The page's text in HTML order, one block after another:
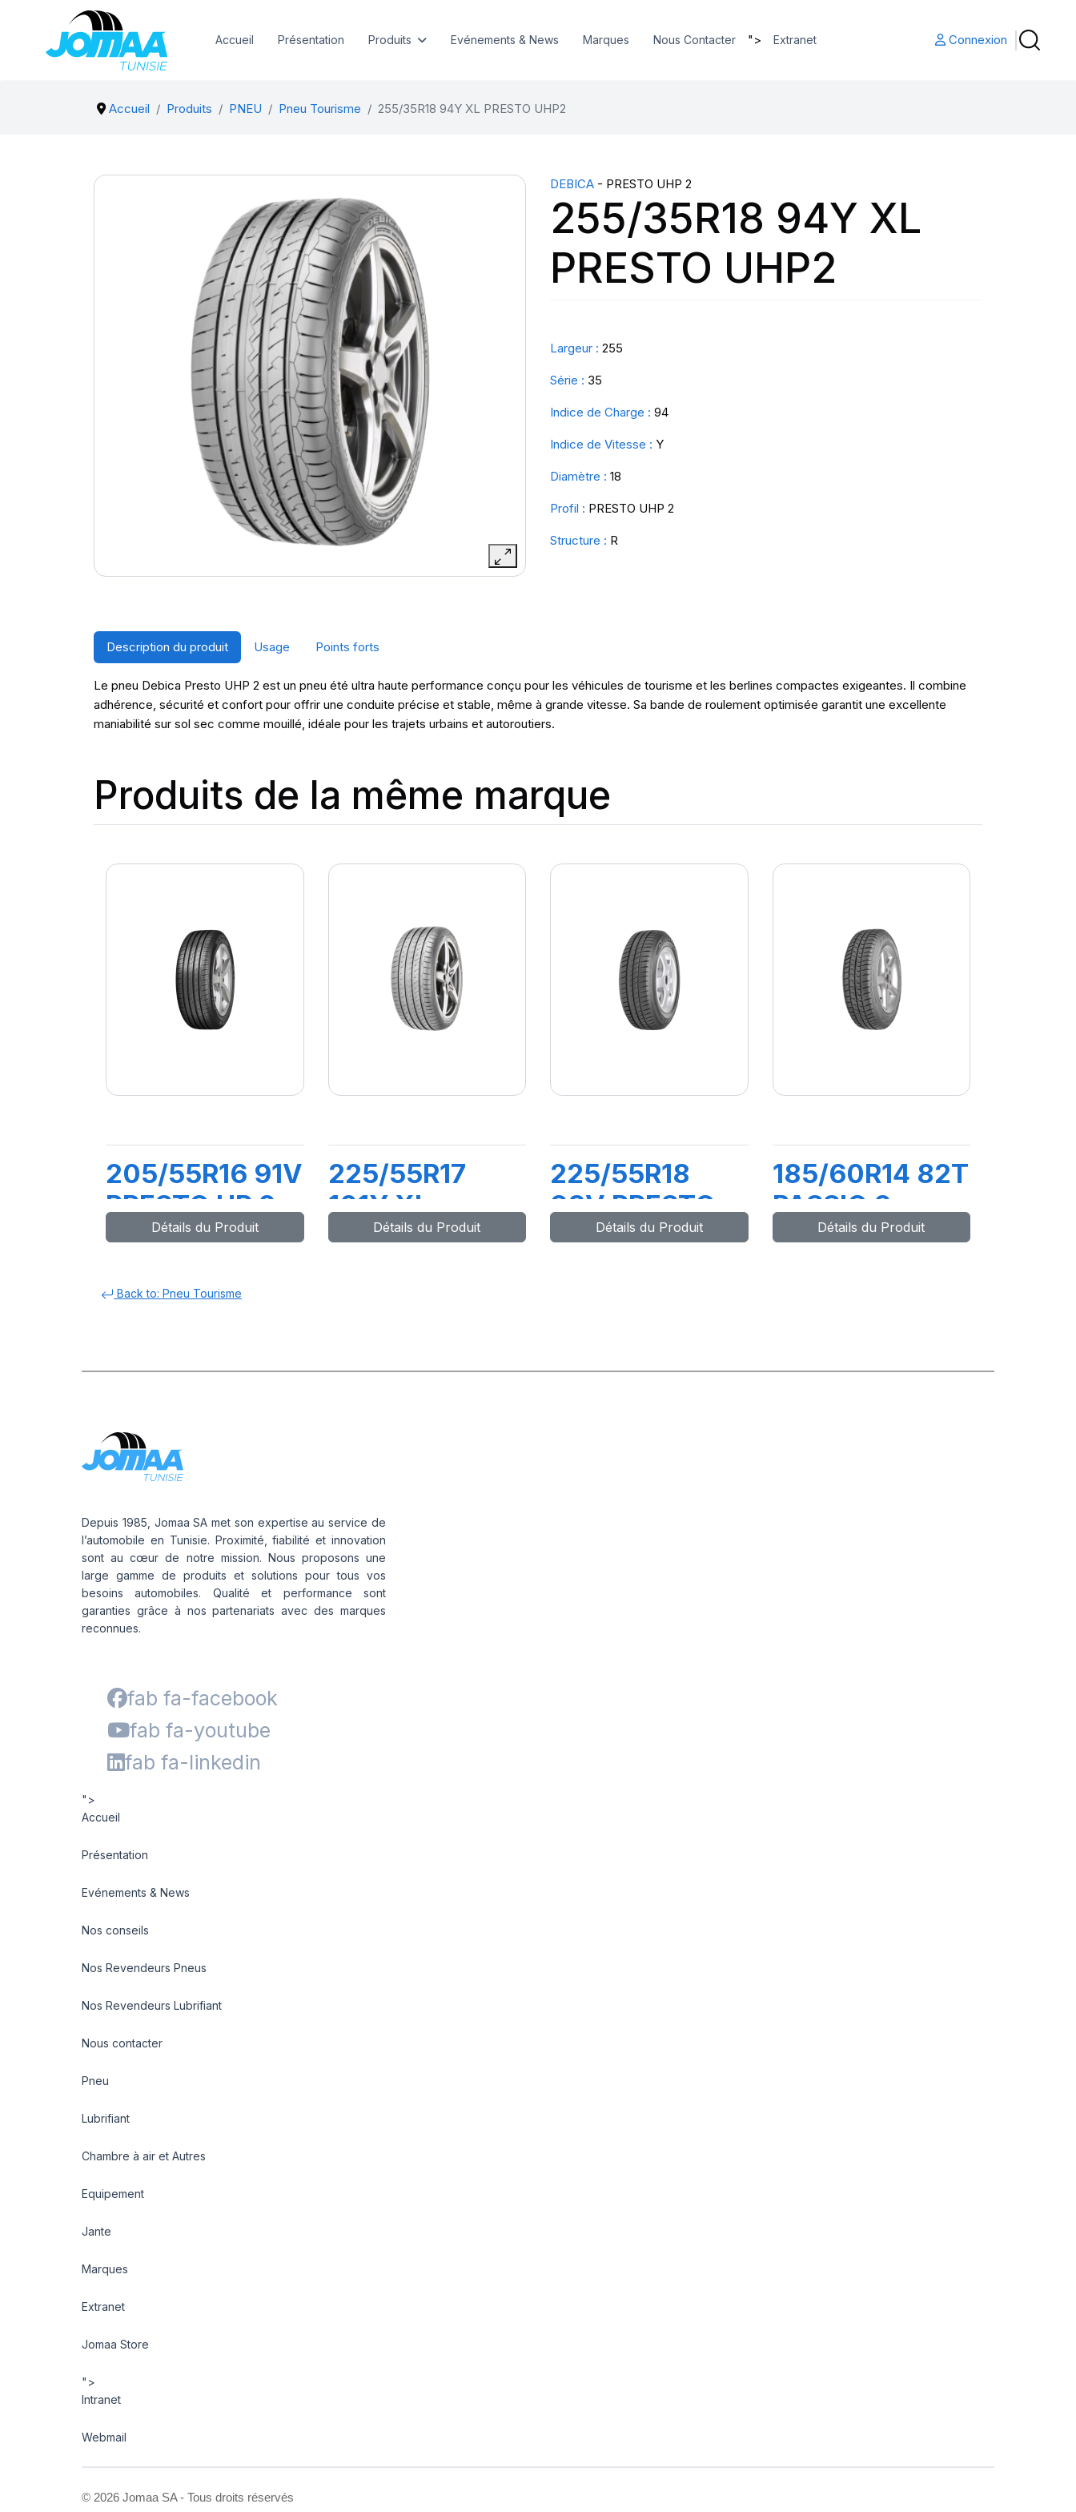
Accueil Présentation Produits Evénements & News Marques Nous Contacter "> Extranet Connexion
Accueil Produits PNEU Pneu Tourisme 255/35R18 94Y XL PRESTO UHP2
DEBICA - PRESTO UHP 2
255/35R18 94Y XL
PRESTO UHP2
Largeur : 255
Série : 35
Indice de Charge : 94
Indice de Vitesse : Y
Diamètre : 18
Profil : PRESTO UHP 2
Structure : R
Description du produit Usage Points forts
Le pneu Debica Presto UHP 2 est un pneu été ultra haute performance conçu pour les véhicules de tourisme et les berlines compactes exigeantes. Il combine
adhérence, sécurité et confort pour offrir une conduite précise et stable, même à grande vitesse. Sa bande de roulement optimisée garantit une excellente
maniabilité sur sol sec comme mouillé, idéale pour les trajets urbains et autoroutiers.
Produits de la même marque
205/55R16 91V
PRESTO HP 2
Détails du Produit
225/55R17
101Y XL
PRESTO UHP2
Détails du Produit
225/55R18
98V PRESTO
Détails du Produit
185/60R14 82T
PASSIO 2
Détails du Produit
Back to: Pneu Tourisme
Depuis 1985, Jomaa SA met son expertise au service de
l’automobile en Tunisie. Proximité, fiabilité et innovation
sont au cœur de notre mission. Nous proposons une
large gamme de produits et solutions pour tous vos
besoins automobiles. Qualité et performance sont
garanties grâce à nos partenariats avec des marques
reconnues.
fab fa-facebook
fab fa-youtube
fab fa-linkedin
">
Accueil
Présentation
Evénements & News
Nos conseils
Nos Revendeurs Pneus
Nos Revendeurs Lubrifiant
Nous contacter
Pneu
Lubrifiant
Chambre à air et Autres
Equipement
Jante
Marques
Extranet
Jomaa Store
">
Intranet
Webmail
© 2026 Jomaa SA - Tous droits réservés